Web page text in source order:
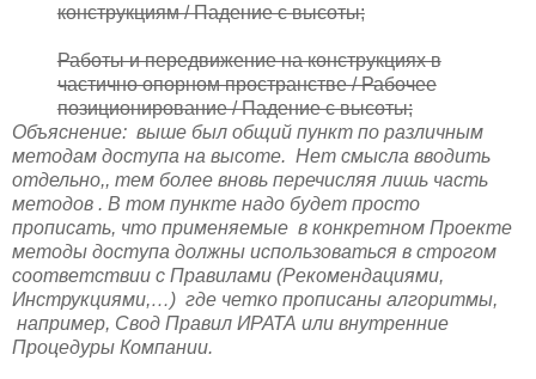
конструкциям / Падение с высоты;
Работы и передвижение на конструкциях в
частично опорном пространстве / Рабочее
позиционирование / Падение с высоты;
Объяснение: выше был общий пункт по различным
методам доступа на высоте. Нет смысла вводить
отдельно,, тем более вновь перечисляя лишь часть
методов . В том пункте надо будет просто
прописать, что применяемые в конкретном Проекте
методы доступа должны использоваться в строгом
соответствии с Правилами (Рекомендациями,
Инструкциями,…) где четко прописаны алгоритмы,
например, Свод Правил ИРАТА или внутренние
Процедуры Компании.